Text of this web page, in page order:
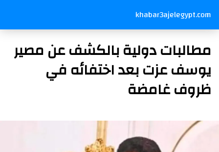
khabar3ajelegypt.com
مطالبات دولية بالكشف عن مصير
يوسف عزت بعد اختفائه في
ظروف غامضة